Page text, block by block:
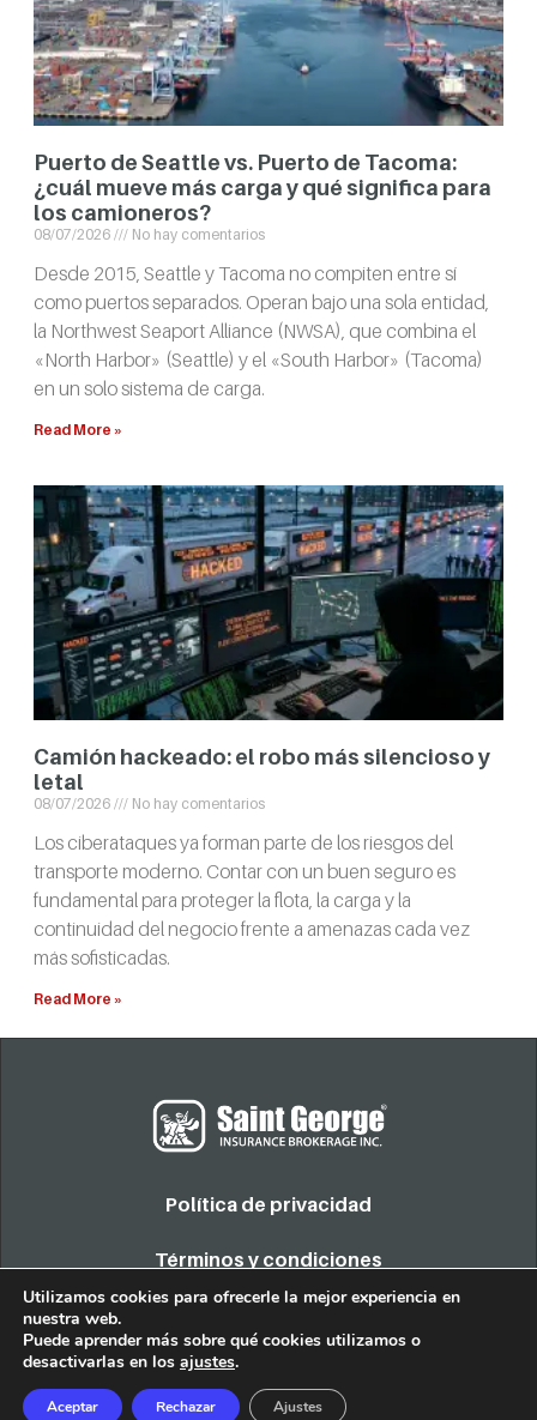
Puerto de Seattle vs. Puerto de Tacoma:
¿cuál mueve más carga y qué significa para
los camioneros?
08/07/2026 No hay comentarios
Desde 2015, Seattle y Tacoma no compiten entre sí
como puertos separados. Operan bajo una sola entidad,
la Northwest Seaport Alliance (NWSA), que combina el
«North Harbor» (Seattle) y el «South Harbor» (Tacoma)
en un solo sistema de carga.
Read More »
Camión hackeado: el robo más silencioso y
letal
08/07/2026 No hay comentarios
Los ciberataques ya forman parte de los riesgos del
transporte moderno. Contar con un buen seguro es
fundamental para proteger la flota, la carga y la
continuidad del negocio frente a amenazas cada vez
más sofisticadas.
Read More »
Política de privacidad
Términos y condiciones
COPYRIGHT 2022. TODOS LOS DERECHOS RESERVADOS
Utilizamos cookies para ofrecerle la mejor experiencia en
nuestra web.
Puede aprender más sobre qué cookies utilizamos o
desactivarlas en los ajustes.
Aceptar Rechazar Ajustes